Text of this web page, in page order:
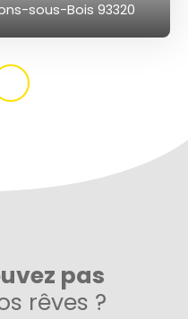
sous-Bois 93320
pas
rêves ?